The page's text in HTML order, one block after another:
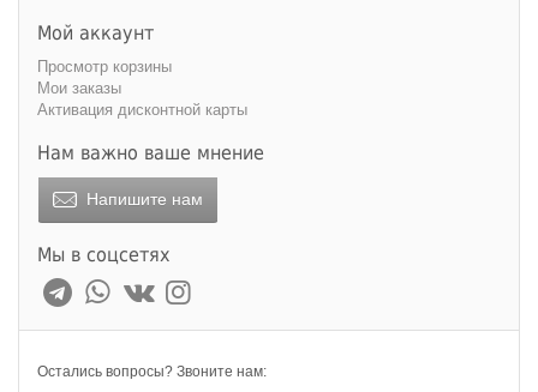
Мой аккаунт
Просмотр корзины
Мои заказы
Активация дисконтной карты
Нам важно ваше мнение
Напишите нам
Мы в соцсетях
Остались вопросы? Звоните нам: